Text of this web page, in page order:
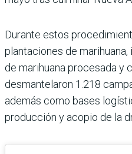
Durante estos
plantaciones de
de marihuana procesada y
desmantelaron 1.218
además como bases
producción y acopio de la